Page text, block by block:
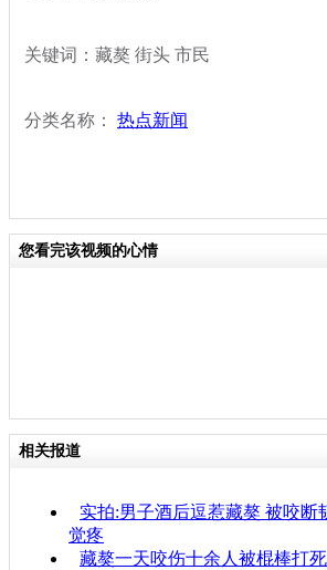
关键词：藏獒 街头 市民
分类名称： 热点新闻
您看完该视频的心情
相关报道
实拍:男子酒后逗惹藏獒 被咬断
觉疼
藏獒一天咬伤十余人被棍棒打死